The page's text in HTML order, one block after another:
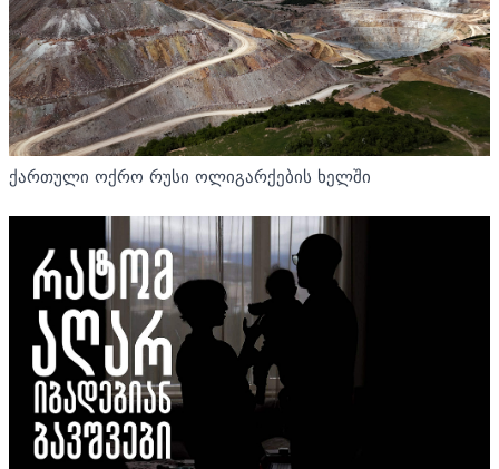
ქართული ოქრო რუსი ოლიგარქების ხელში